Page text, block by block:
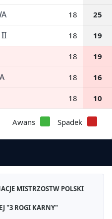
18 25
II 18 19
18 19
18 16
18 10
Spadek
Awans
MISTRZOSTW POLSKI
"3 ROGI KARNY"